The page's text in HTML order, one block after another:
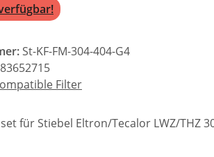
St-KF-FM-304-404-G4
Filter
für Stiebel Eltron/Tecalor LWZ/THZ